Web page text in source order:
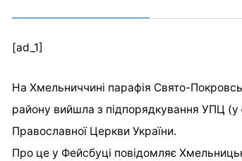
[ad_1]
На Хмельниччині парафія Свято-
району вийшла з підпорядкування УПЦ
Православної Церкви України.
Про це у Фейсбуці повідомляє